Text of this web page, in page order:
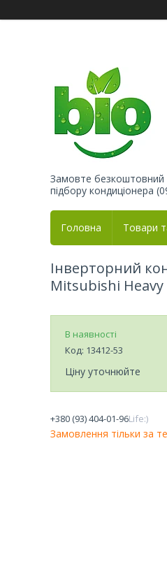
Замовте безкоштовний
підбору кондиціонера
Головна Товари
Інверторний
Mitsubishi Heavy
В наявності
Код: 13412-53
Ціну уточнюйте
+380 (93) 404-01-96Life:)
Замовлення тільки за